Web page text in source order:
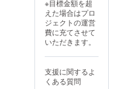
※目標金額を超
えた場合はプロ
ジェクトの運営
費に充てさせて
いただきます。
支援に関するよ
くある質問